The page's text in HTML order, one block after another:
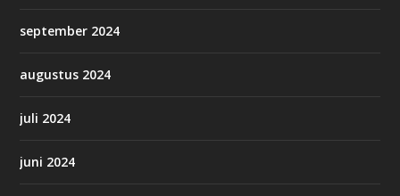
september 2024
augustus 2024
juli 2024
juni 2024